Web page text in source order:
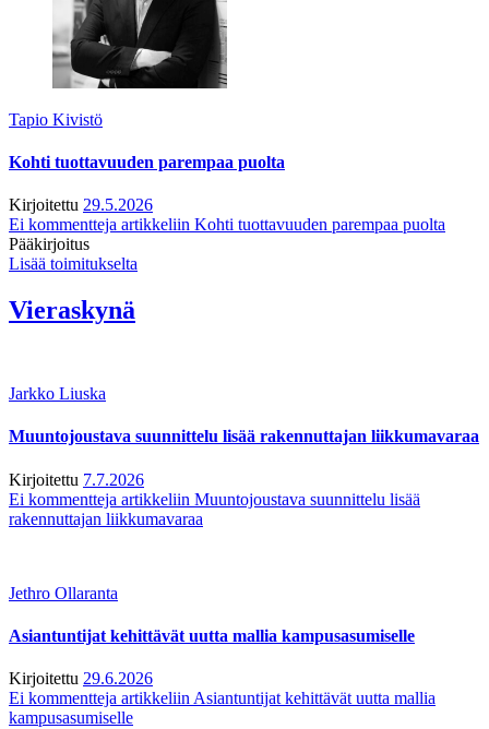
Tapio Kivistö
Kohti tuottavuuden parempaa puolta
Kirjoitettu 29.5.2026
Ei kommentteja artikkeliin Kohti tuottavuuden parempaa puolta
Pääkirjoitus
Lisää toimitukselta
Vieraskynä
Jarkko Liuska
Muuntojoustava suunnittelu lisää rakennuttajan liikkumavaraa
Kirjoitettu 7.7.2026
Ei kommentteja artikkeliin Muuntojoustava suunnittelu lisää
rakennuttajan liikkumavaraa
Jethro Ollaranta
Asiantuntijat kehittävät uutta mallia kampusasumiselle
Kirjoitettu 29.6.2026
Ei kommentteja artikkeliin Asiantuntijat kehittävät uutta mallia
kampusasumiselle